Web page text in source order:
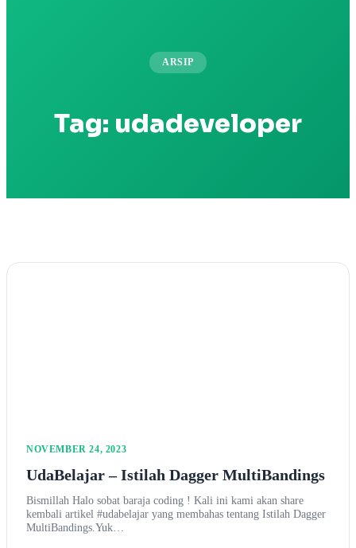
ARSIP
Tag: udadeveloper
NOVEMBER 24, 2023
UdaBelajar – Istilah Dagger MultiBandings
Bismillah Halo sobat baraja coding ! Kali ini kami akan share
kembali artikel #udabelajar yang membahas tentang Istilah Dagger
MultiBandings.Yuk…